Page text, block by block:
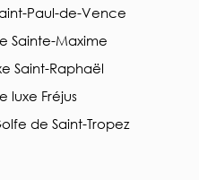
Paul-de-Vence
Sainte-Maxime
Saint-Raphaël
luxe Fréjus
de Saint-Tropez